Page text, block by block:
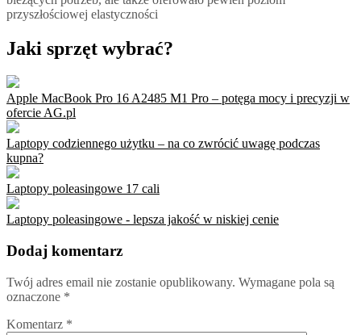
przyszłościowej elastyczności
Jaki sprzęt wybrać?
Apple MacBook Pro 16 A2485 M1 Pro – potęga mocy i precyzji w
ofercie AG.pl
Laptopy codziennego użytku – na co zwrócić uwagę podczas
kupna?
Laptopy poleasingowe 17 cali
Laptopy poleasingowe - lepsza jakość w niskiej cenie
Dodaj komentarz
Twój adres email nie zostanie opublikowany. Wymagane pola są
oznaczone *
Komentarz *